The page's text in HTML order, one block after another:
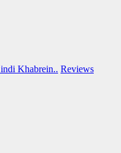
Khabrein.. Reviews